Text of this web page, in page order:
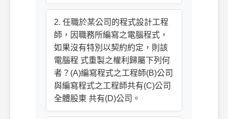
2. 任職於某公司的程式設計工程
師，因職務所編寫之電腦程式，
如果沒有特別以契約約定，則該
電腦程 式重製之權利歸屬下列何
者？(A)編寫程式之工程師(B)公司
與編寫程式之工程師共有(C)公司
全體股東 共有(D)公司。